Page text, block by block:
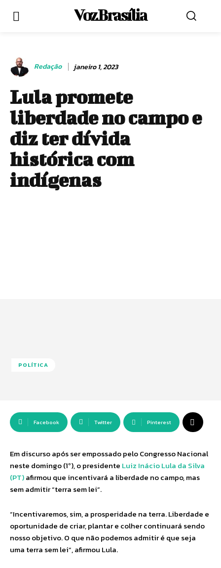
Voz Brasília
Redação janeiro 1, 2023
Lula promete
liberdade no campo e
diz ter dívida
histórica com
indígenas
POLÍTICA
Facebook Twitter Pinterest
Em discurso após ser empossado pelo Congresso Nacional
neste domingo (1º), o presidente Luiz Inácio Lula da Silva
(PT)afirmou que incentivará a liberdade no campo, mas
sem admitir “terra sem lei”.
“Incentivaremos, sim, a prosperidade na terra. Liberdade e
oportunidade de criar, plantar e colher continuará sendo
nosso objetivo. O que não podemos admitir é que seja
uma terra sem lei”, afirmou Lula.